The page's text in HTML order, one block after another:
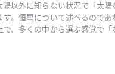
陽以外に知らない状況で「太陽
す。恒星について述べるので
で、多くの中から選ぶ感覚で「